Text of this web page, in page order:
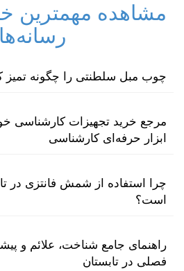
مشاهده مهمترین
رسانه‌ها
چوب مبل سلطنتی را چگونه تمیز
مرجع خرید تجهیزات کارشناسی
ابزار حرفه‌ای کارشناسی
چرا استفاده از شمش فانتزی در
است؟
راهنمای جامع شناخت، علائم و
فصلی در تابستان